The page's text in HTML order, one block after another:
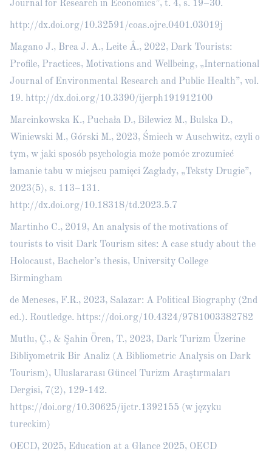
Journal for Research in Economics”, t. 4, s. 19–30.
http://dx.doi.org/10.32591/coas.ojre.0401.03019j
Magano J., Brea J. A., Leite Â., 2022, Dark Tourists:
Profile, Practices, Motivations and Wellbeing, „International
Journal of Environmental Research and Public Health”, vol.
19. http://dx.doi.org/10.3390/ijerph191912100
Marcinkowska K., Puchała D., Bilewicz M., Bulska D.,
Winiewski M., Górski M., 2023, Śmiech w Auschwitz, czyli o
tym, w jaki sposób psychologia może pomóc zrozumieć
łamanie tabu w miejscu pamięci Zagłady, „Teksty Drugie”,
2023(5), s. 113–131.
http://dx.doi.org/10.18318/td.2023.5.7
Martinho C., 2019, An analysis of the motivations of
tourists to visit Dark Tourism sites: A case study about the
Holocaust, Bachelor’s thesis, University College
Birmingham
de Meneses, F.R., 2023, Salazar: A Political Biography (2nd
ed.). Routledge. https://doi.org/10.4324/9781003382782
Mutlu, Ç., & Şahin Ören, T., 2023, Dark Turizm Üzerine
Bibliyometrik Bir Analiz (A Bibliometric Analysis on Dark
Tourism), Uluslararası Güncel Turizm Araştırmaları
Dergisi, 7(2), 129-142.
https://doi.org/10.30625/ijctr.1392155 (w języku
tureckim)
OECD, 2025, Education at a Glance 2025, OECD